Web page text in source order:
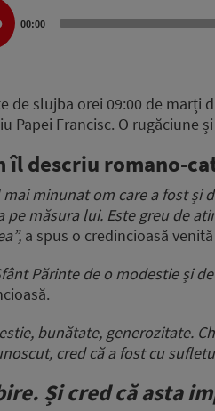
00:00
de slujba orei 09:00 de marți
Papei Francisc. O rugăciune
îl descriu romano-
mai minunat om care a fost și
pe măsura lui. Este greu de
a spus o credincioasă
Părinte de o modestie și
bunătate, generozitate.
cred că a fost cu
Și cred că asta